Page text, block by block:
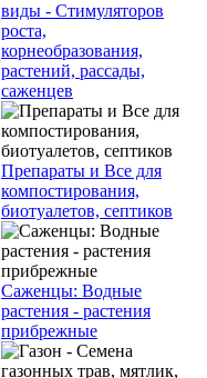
виды - Стимуляторов
роста,
корнеобразования,
растений, рассады,
саженцев
Препараты и Все для
компостирования,
биотуалетов, септиков
Саженцы: Водные
растения - растения
прибрежные